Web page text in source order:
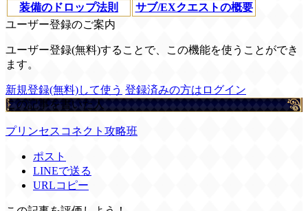
装備のドロップ法則
サブ/EXクエストの概要
ユーザー登録のご案内
ユーザー登録(無料)することで、この機能を使うことができ
ます。
新規登録(無料)して使う 登録済みの方はログイン
この記事を書いた人
プリンセスコネクト攻略班
ポスト
LINEで送る
URLコピー